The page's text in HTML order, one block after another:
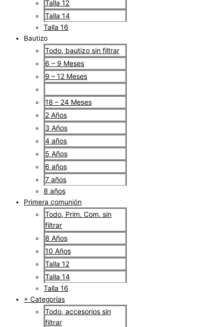
Talla 12
Talla 14
Talla 16
Bautizo
Todo, bautizo sin filtrar
6 – 9 Meses
9 – 12 Meses
18 – 24 Meses
2 Años
3 Años
4 años
5 Años
6 años
7 años
8 años
Primera comunión
Todo, Prim. Com. sin
filtrar
8 Años
10 Años
Talla 12
Talla 14
Talla 16
+ Categorías
Todo, accesorios sin
filtrar